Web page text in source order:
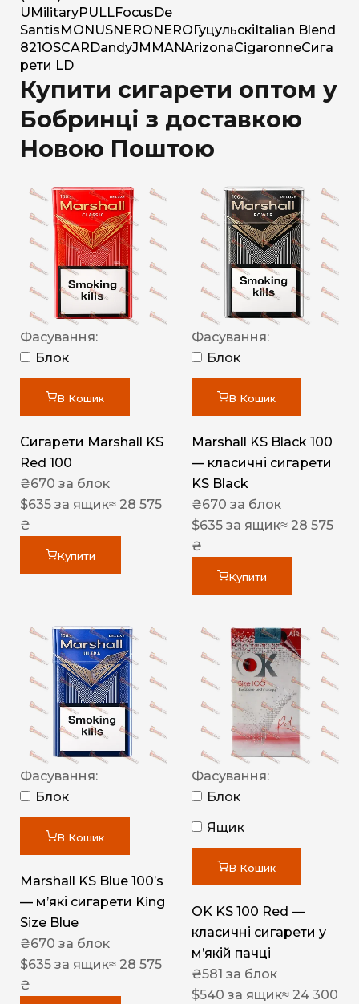
U MilitaryPULLFocus De
Santis MONUSNERO NERO Гуцульскі Italian Blend
821 OSCAR DandyJM MANArizonaCigaronneСига
рети LD
Купити сигарети оптом у
Бобринці з доставкою
Новою Поштою
Фасування:
Блок
В Кошик
Сигарети Marshall KS
Red 100
₴670 за блок
$635 за ящик≈ 28 575
₴
Купити
Фасування:
Блок
В Кошик
Marshall KS Black 100
— класичні сигарети
KS Black
₴670 за блок
$635 за ящик≈ 28 575
₴
Купити
Фасування:
Блок
В Кошик
Marshall KS Blue 100’s
— м’які сигарети King
Size Blue
₴670 за блок
$635 за ящик≈ 28 575
₴
Фасування:
Блок
Ящик
В Кошик
OK KS 100 Red —
класичні сигарети у
м’якій пачці
₴581 за блок
$540 за ящик≈ 24 300